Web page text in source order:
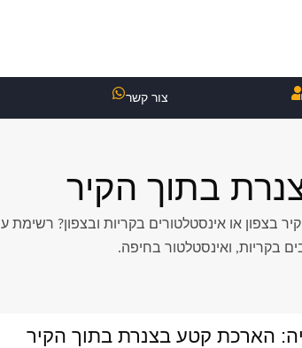
צור קשר
בתוך הקיר
או אינסטלטורים בקריות ובצפון? רשימת
בקריות, ואינסטלטור בחיפה.
הארכת קטע בצנרת בתוך הקיר